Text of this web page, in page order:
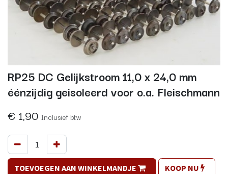
RP25 DC Gelijkstroom 11,0 x 24,0 mm
éénzijdig geisoleerd voor o.a. Fleischmann
€ 1,90 Inclusief btw
TOEVOEGEN AAN WINKELMANDJE KOOP NU